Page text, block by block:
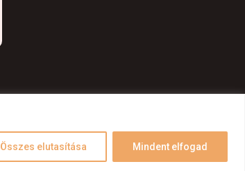
Összes elutasítása Mindent elfogad